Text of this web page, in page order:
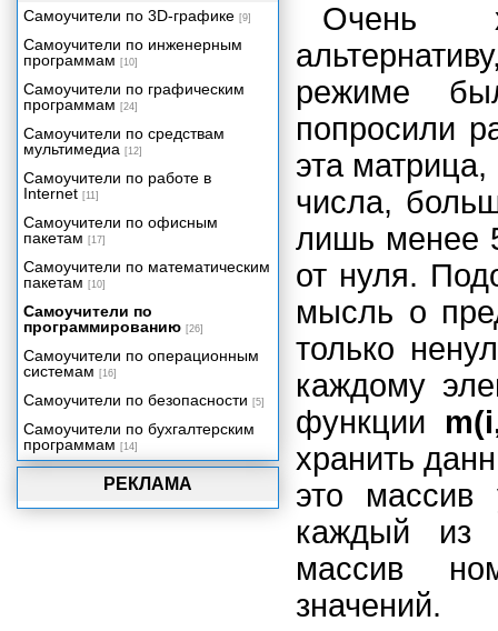
Очень
режиме
попросили
эта
числа,
лишь менее
от нуля.
мысль о
только
каждому
функции
хранить
это массив
каждый из
массив
значений.
РЕКЛАМА
Самоучители по 3D-графике [9]
Самоучители по инженерным
программам [10]
Самоучители по графическим
программам [24]
Самоучители по средствам
мультимедиа [12]
Самоучители по работе в
Internet [11]
Самоучители по офисным
пакетам [17]
Самоучители по математическим
пакетам [10]
Самоучители по
программированию [26]
Самоучители по операционным
системам [16]
Самоучители по безопасности [5]
Самоучители по бухгалтерским
программам [14]